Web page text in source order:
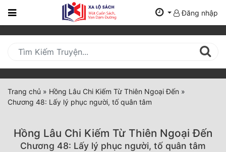
Trang
Mới
Cập
Nhật
(current)
Thể Loại
Đăng nhập
Trang chủ » Hồng Lâu Chi Kiếm Từ Thiên Ngoại Đến »
Chương 48: Lấy lý phục người, tố quân tâm
Hồng Lâu Chi Kiếm Từ Thiên Ngoại Đến
Chương 48: Lấy lý phục người, tố quân tâm